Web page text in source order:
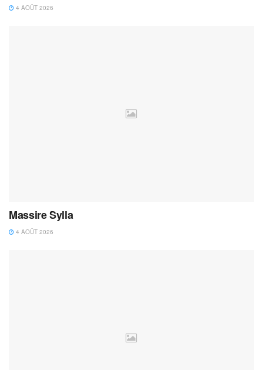
4 AOÛT 2026
Massire Sylla
4 AOÛT 2026